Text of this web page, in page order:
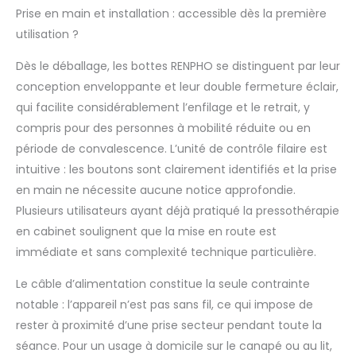
Choisissez parmi 3
masseur de jambes
cible les zones
et offre un
soulagement
professionnel, allant
d’une pression
massage en
profondeur éliminant
les tensions, d’une
simple pression sur
un bouton Confort
personnalisable :
Personnalisez votre
séance avec 2
niveaux de chaleur et
5 niveaux d’intensité
Prise en main et installation : accessible dès la première
utilisation ?
Dès le déballage, les bottes RENPHO se distinguent par leur
conception enveloppante et leur double fermeture éclair,
qui facilite considérablement l’enfilage et le retrait, y
compris pour des personnes à mobilité réduite ou en
période de convalescence. L’unité de contrôle filaire est
intuitive : les boutons sont clairement identifiés et la prise
en main ne nécessite aucune notice approfondie.
Plusieurs utilisateurs ayant déjà pratiqué la pressothérapie
en cabinet soulignent que la mise en route est
immédiate et sans complexité technique particulière.
Le câble d’alimentation constitue la seule contrainte
notable : l’appareil n’est pas sans fil, ce qui impose de
rester à proximité d’une prise secteur pendant toute la
séance. Pour un usage à domicile sur le canapé ou au lit,